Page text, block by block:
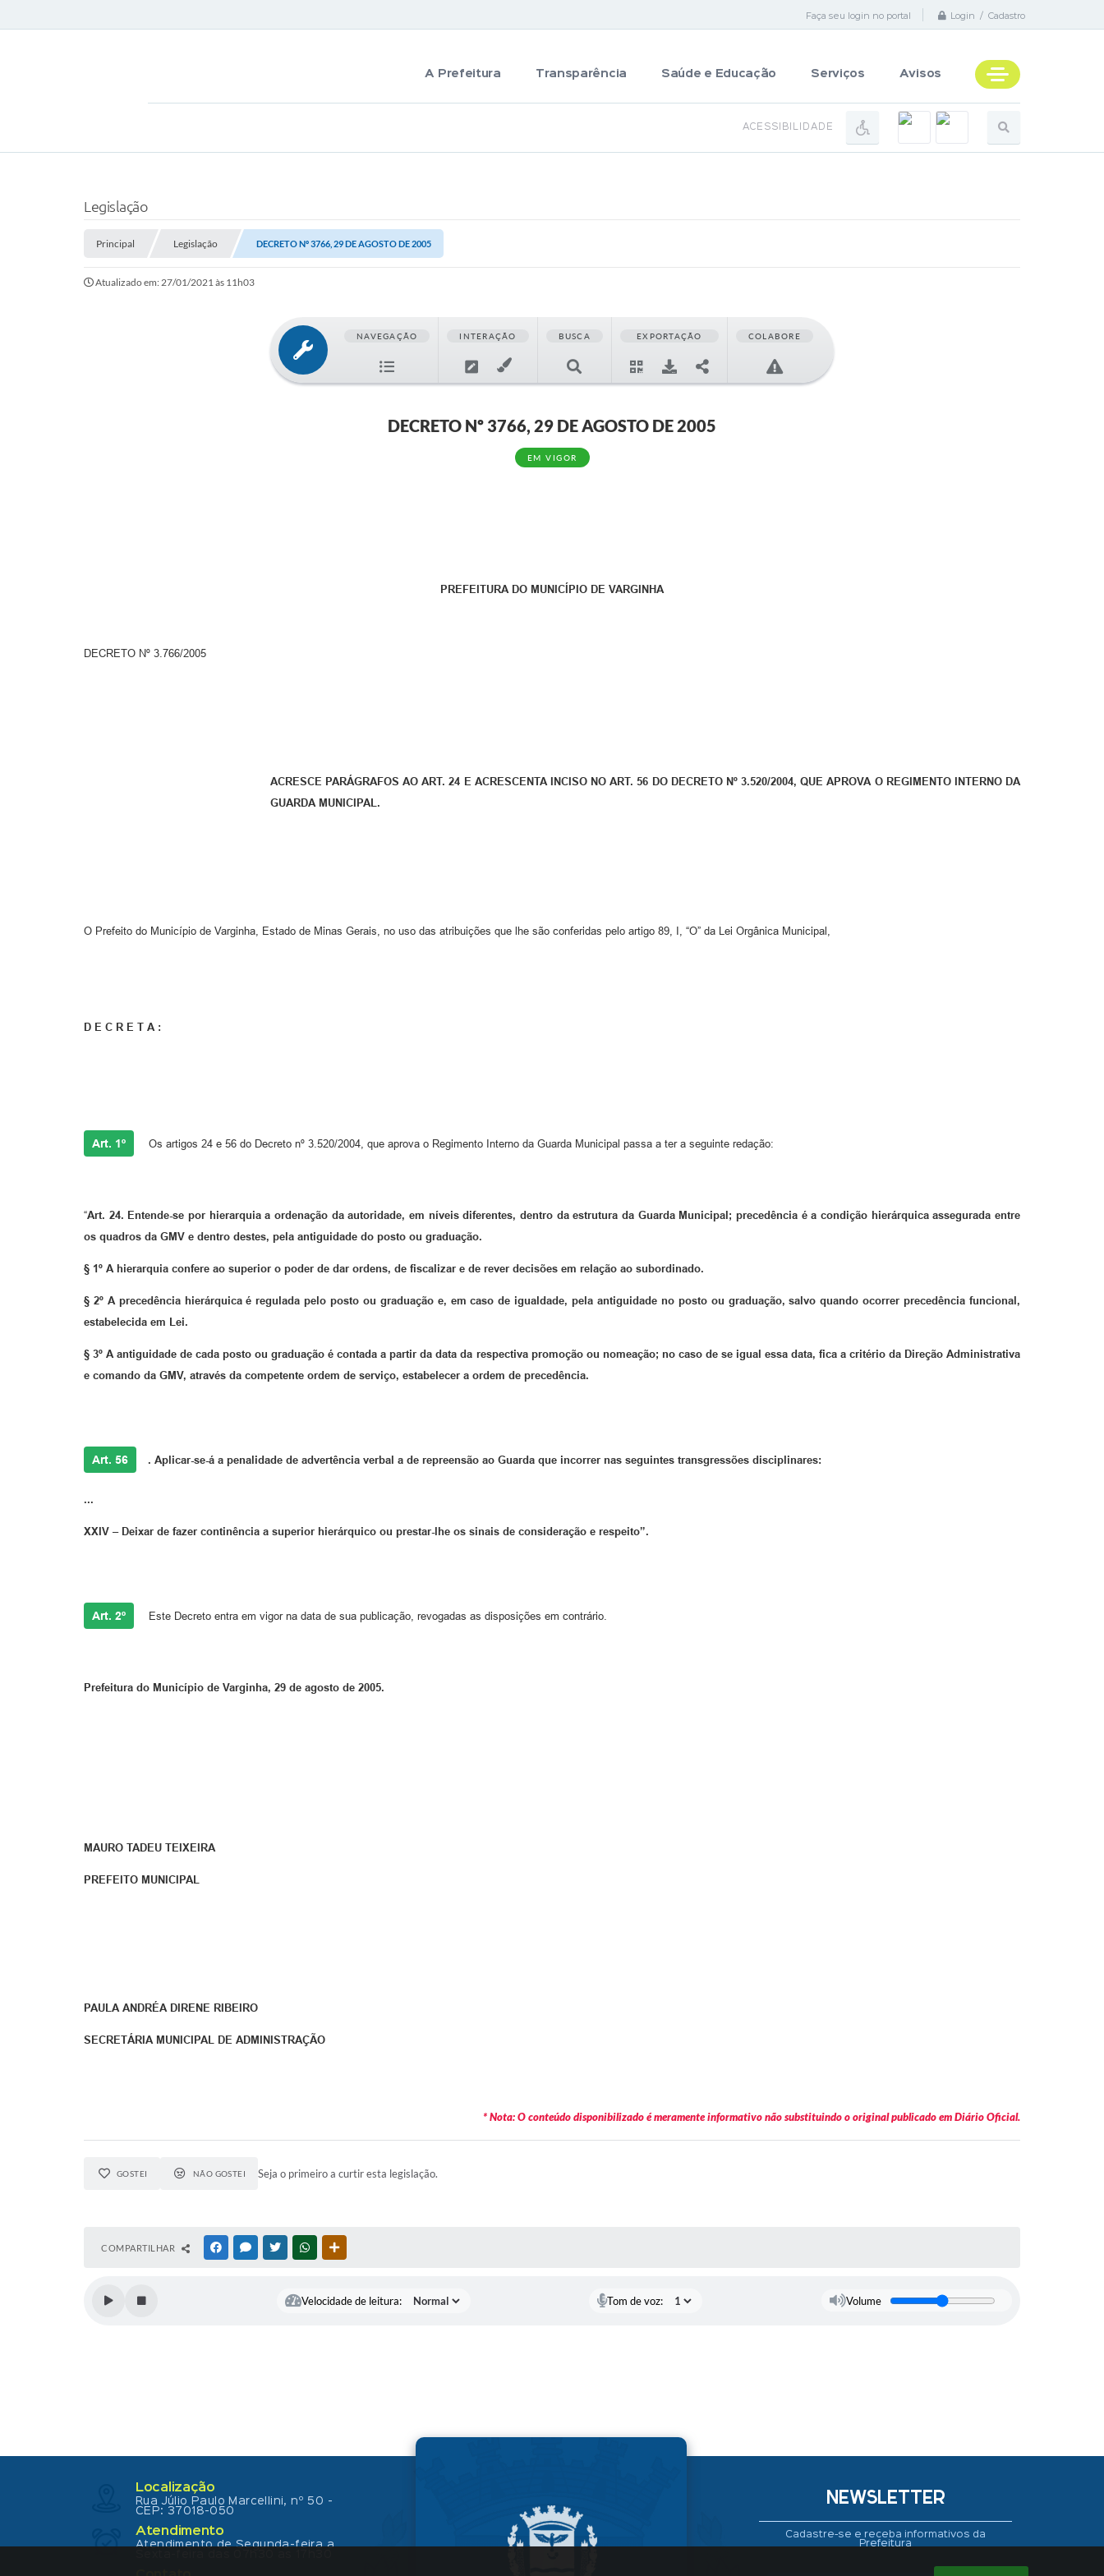
Faça seu login no portal Login / Cadastro
A Prefeitura Transparência Saúde e Educação Serviços Avisos
ACESSIBILIDADE
Legislação
Principal Legislação DECRETO Nº 3766, 29 DE AGOSTO DE 2005
Atualizado em: 27/01/2021 às 11h03
NAVEGAÇÃO INTERAÇÃO BUSCA EXPORTAÇÃO COLABORE
DECRETO Nº 3766, 29 DE AGOSTO DE 2005
EM VIGOR
PREFEITURA DO MUNICÍPIO DE VARGINHA
DECRETO Nº 3.766/2005
ACRESCE PARÁGRAFOS AO ART. 24 E ACRESCENTA INCISO NO ART. 56 DO DECRETO Nº 3.520/2004, QUE APROVA O REGIMENTO INTERNO DA
GUARDA MUNICIPAL.
O Prefeito do Município de Varginha, Estado de Minas Gerais, no uso das atribuições que lhe são conferidas pelo artigo 89, I, “O” da Lei Orgânica Municipal,
D E C R E T A :
Art. 1º Os artigos 24 e 56 do Decreto nº 3.520/2004, que aprova o Regimento Interno da Guarda Municipal passa a ter a seguinte redação:
“Art. 24. Entende-se por hierarquia a ordenação da autoridade, em níveis diferentes, dentro da estrutura da Guarda Municipal; precedência é a condição hierárquica assegurada entre
os quadros da GMV e dentro destes, pela antiguidade do posto ou graduação.
§ 1º A hierarquia confere ao superior o poder de dar ordens, de fiscalizar e de rever decisões em relação ao subordinado.
§ 2º A precedência hierárquica é regulada pelo posto ou graduação e, em caso de igualdade, pela antiguidade no posto ou graduação, salvo quando ocorrer precedência funcional,
estabelecida em Lei.
§ 3º A antiguidade de cada posto ou graduação é contada a partir da data da respectiva promoção ou nomeação; no caso de se igual essa data, fica a critério da Direção Administrativa
e comando da GMV, através da competente ordem de serviço, estabelecer a ordem de precedência.
Art. 56 . Aplicar-se-á a penalidade de advertência verbal a de repreensão ao Guarda que incorrer nas seguintes transgressões disciplinares:
...
XXIV – Deixar de fazer continência a superior hierárquico ou prestar-lhe os sinais de consideração e respeito”.
Art. 2º Este Decreto entra em vigor na data de sua publicação, revogadas as disposições em contrário.
Prefeitura do Município de Varginha, 29 de agosto de 2005.
MAURO TADEU TEIXEIRA
PREFEITO MUNICIPAL
PAULA ANDRÉA DIRENE RIBEIRO
SECRETÁRIA MUNICIPAL DE ADMINISTRAÇÃO
* Nota: O conteúdo disponibilizado é meramente informativo não substituindo o original publicado em Diário Oficial.
GOSTEI NÃO GOSTEI Seja o primeiro a curtir esta legislação.
COMPARTILHAR FACEBOOKMESSENGER
TWITTERWHATSAPP
Velocidade de leitura: Tom de voz: Volume
Localização
Rua Júlio Paulo Marcellini, nº 50 -
CEP: 37018-050
Atendimento
Atendimento de Segunda-feira a
NEWSLETTER
Cadastre-se e receba informativos da
Prefeitura